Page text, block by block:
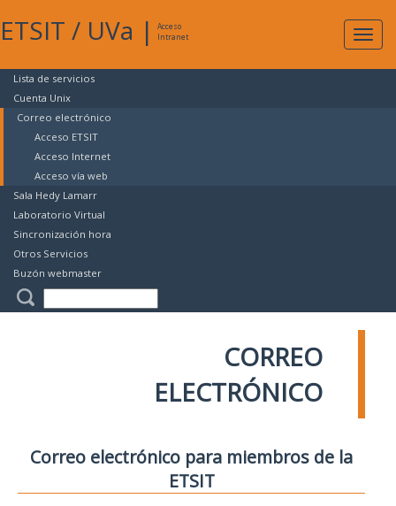
ETSIT / UVa |
Acceso
Intranet
Lista de servicios
Cuenta Unix
Correo electrónico
Acceso ETSIT
Acceso Internet
Acceso vía web
Sala Hedy Lamarr
Laboratorio Virtual
Sincronización hora
Otros Servicios
Buzón webmaster
CORREO
ELECTRÓNICO
Correo electrónico para miembros de la
ETSIT